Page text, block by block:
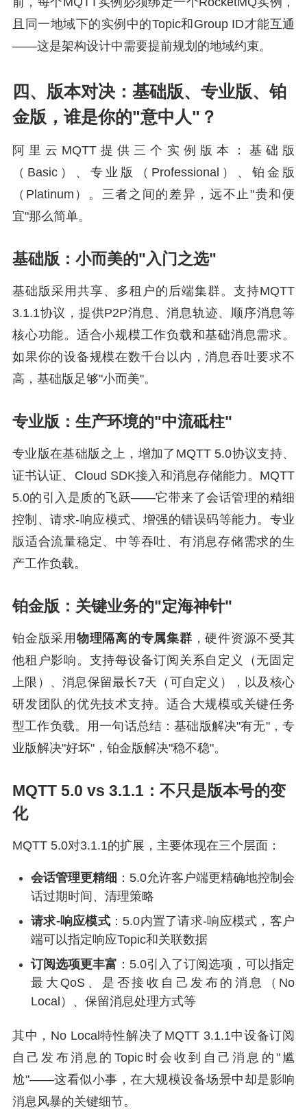
且同一地域下的实例中的Topic和Group ID才能互通
——这是架构设计中需要提前规划的地域约束。
四、版本对决：基础版、专业版、铂
金版，谁是你的"意中人"？
阿里云MQTT提供三个实例版本：基础版
（Basic）、专业版（Professional）、铂金版
（Platinum）。三者之间的差异，远不止"贵和便
宜"那么简单。
基础版：小而美的"入门之选"
基础版采用共享、多租户的后端集群。支持MQTT
3.1.1协议，提供P2P消息、消息轨迹、顺序消息等
核心功能。适合小规模工作负载和基础消息需求。
如果你的设备规模在数千台以内，消息吞吐要求不
高，基础版足够"小而美"。
专业版：生产环境的"中流砥柱"
专业版在基础版之上，增加了MQTT 5.0协议支持、
证书认证、Cloud SDK接入和消息存储能力。MQTT
5.0的引入是质的飞跃——它带来了会话管理的精细
控制、请求-响应模式、增强的错误码等能力。专业
版适合流量稳定、中等吞吐、有消息存储需求的生
产工作负载。
铂金版：关键业务的"定海神针"
铂金版采用 物理隔离的专属集群 ，硬件资源不受其
他租户影响。支持每设备订阅关系自定义（无固定
上限）、消息保留最长7天（可自定义），以及核心
研发团队的优先技术支持。适合大规模或关键任务
型工作负载。用一句话总结：基础版解决"有无"，专
业版解决"好坏"，铂金版解决"稳不稳"。
MQTT 5.0 vs 3.1.1：不只是版本号的变
化
MQTT 5.0对3.1.1的扩展，主要体现在三个层面：
会话管理更精细 ：5.0允许客户端更精确地控制会
话过期时间、清理策略
请求-响应模式 ：5.0内置了请求-响应模式，客户
端可以指定响应Topic和关联数据
订阅选项更丰富 ：5.0引入了订阅选项，可以指定
最大QoS、是否接收自己发布的消息（No
Local）、保留消息处理方式等
其中，No Local特性解决了MQTT 3.1.1中设备订阅
自己发布消息的Topic时会收到自己消息的"尴
尬"——这看似小事，在大规模设备场景中却是影响
消息风暴的关键细节。